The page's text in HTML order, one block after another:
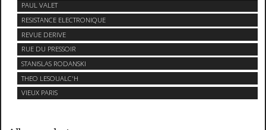
PAUL VALET
RESISTANCE ELECTRONIQUE
REVUE DERIVE
RUE DU PRESSOIR
STANISLAS RODANSKI
THEO LESOUALC'H
VIEUX PARIS